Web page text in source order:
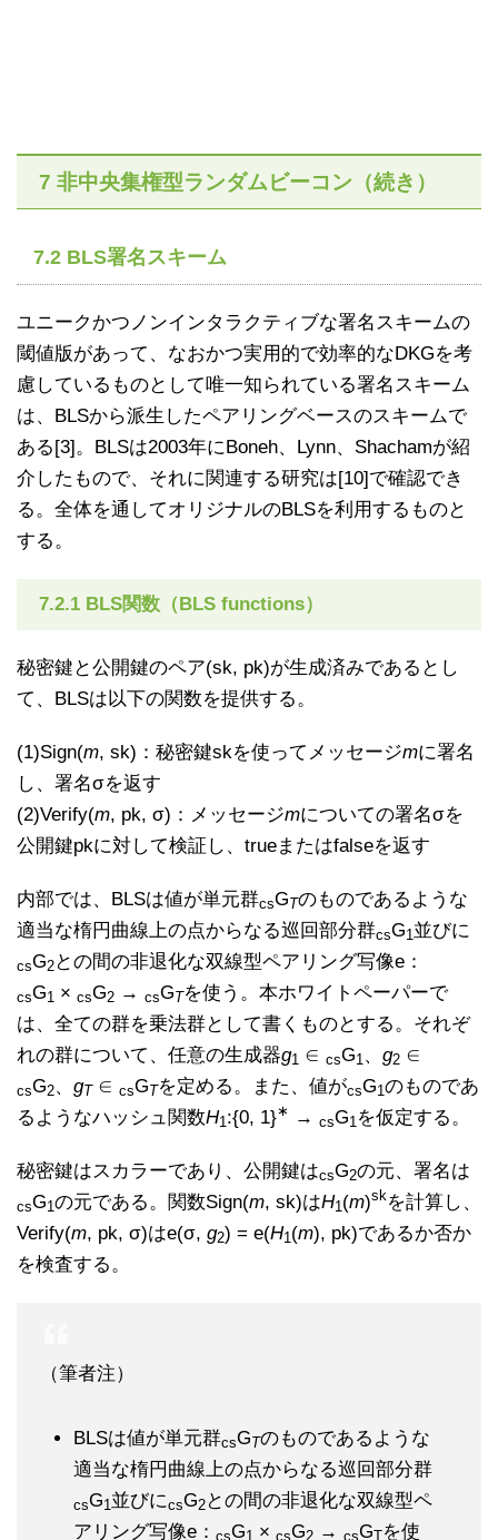
7 非中央集権型ランダムビーコン（続き）
7.2 BLS署名スキーム
ユニークかつノンインタラクティブな署名スキームの
閾値版があって、なおかつ実用的で効率的なDKGを考
慮しているものとして唯一知られている署名スキーム
は、BLSから派生したペアリングベースのスキームで
ある[3]。BLSは2003年にBoneh、Lynn、Shachamが紹
介したもので、それに関連する研究は[10]で確認でき
る。全体を通してオリジナルのBLSを利用するものと
する。
7.2.1 BLS関数（BLS functions）
秘密鍵と公開鍵のペア(sk, pk)が生成済みであるとし
て、BLSは以下の関数を提供する。
(1)Sign(m, sk)：秘密鍵skを使ってメッセージmに署名
し、署名σを返す
(2)Verify(m, pk, σ)：メッセージmについての署名σを
公開鍵pkに対して検証し、trueまたはfalseを返す
内部では、BLSは値が単元群csGTのものであるような
適当な楕円曲線上の点からなる巡回部分群csG1 並びに
csG2 との間の非退化な双線型ペアリング写像e：
csG1 × csG2 → csGTを使う。本ホワイトペーパーで
は、全ての群を乗法群として書くものとする。それぞ
れの群について、任意の生成器g1 ∈ csG1 、 g2 ∈
csG2、 gT∈ csGTを定める。また、値がcsG1 のものであ
るようなハッシュ関数H1 :{0, 1}∗ → csG1 を仮定する。
秘密鍵はスカラーであり、公開鍵はcsG2の元、署名は
csG1 の元である。関数Sign(m, sk)はH1 (m)skを計算し、
Verify(m, pk, σ)はe(σ, g2) = e(H1 (m), pk)であるか否か
を検査する。
（筆者注）
BLSは値が単元群csGTのものであるような
適当な楕円曲線上の点からなる巡回部分群
csG1 並びにcsG2 との間の非退化な双線型ペ
アリング写像e： csG1 × csG2 → csGTを使